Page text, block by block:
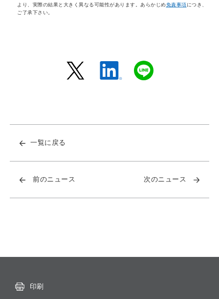
より、実際の結果と大きく異なる可能性があります。あらかじめ免責事項につき、
ご了承下さい。
一覧に戻る
前のニュース 次のニュース
印刷